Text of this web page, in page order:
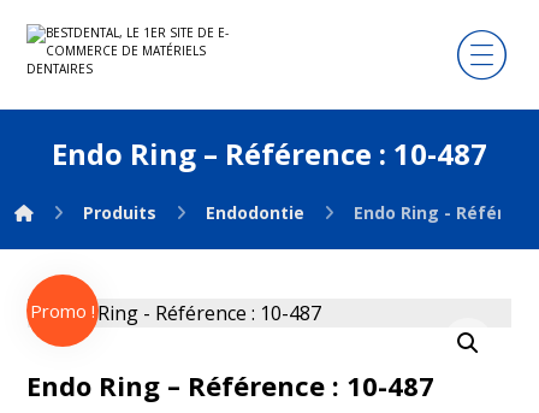
Endo Ring – Référence : 10-487
Produits Endodontie Endo Ring -
Promo !
Endo Ring – Référence : 10-487